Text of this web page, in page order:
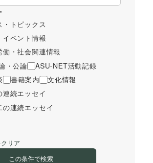
・トピックス
イベント情報
働・社会関連情報
・公論
ASU-NET活動記録
書籍案内
文化情報
連続エッセイ
の連続エッセイ
リア
この条件で検索